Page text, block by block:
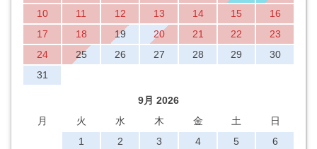
10
11 12 13 14 15
16
17
18 19 20 21 22
23
24
25 26 27 28 29
30
31
9月 2026
月
火 水 木 金 土
日
1
2 3 4 5 6